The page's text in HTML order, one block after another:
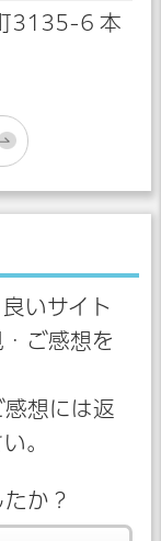
3135-6 本
いサイト
ご感想を
想には返
。
か？